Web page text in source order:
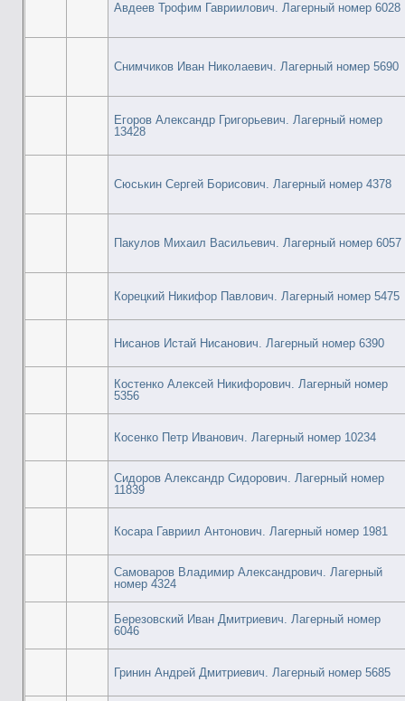
Авдеев Трофим Гавриилович. Лагерный номер 6028
Снимчиков Иван Николаевич. Лагерный номер 5690
Егоров Александр Григорьевич. Лагерный номер
13428
Сюськин Сергей Борисович. Лагерный номер 4378
Пакулов Михаил Васильевич. Лагерный номер 6057
Корецкий Никифор Павлович. Лагерный номер 5475
Нисанов Истай Нисанович. Лагерный номер 6390
Костенко Алексей Никифорович. Лагерный номер
5356
Косенко Петр Иванович. Лагерный номер 10234
Сидоров Александр Сидорович. Лагерный номер
11839
Косара Гавриил Антонович. Лагерный номер 1981
Самоваров Владимир Александрович. Лагерный
номер 4324
Березовский Иван Дмитриевич. Лагерный номер
6046
Гринин Андрей Дмитриевич. Лагерный номер 5685